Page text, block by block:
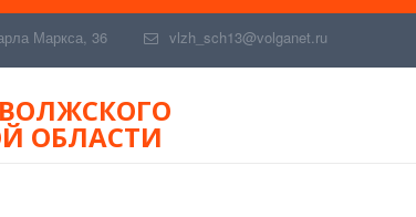
Маркса, 36 vlzh_sch13@volganet.ru
ОБЛАСТИ